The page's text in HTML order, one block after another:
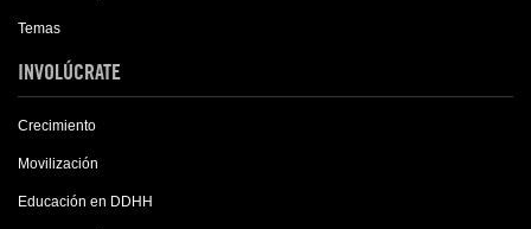
Temas
INVOLÚCRATE
Crecimiento
Movilización
Educación en DDHH